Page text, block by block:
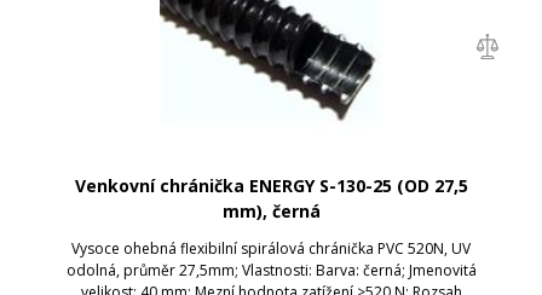
Venkovní chránička ENERGY S-130-25 (OD 27,5
mm), černá
Vysoce ohebná flexibilní spirálová chránička PVC 520N, UV
odolná, průměr 27,5mm; Vlastnosti: Barva: černá; Jmenovitá